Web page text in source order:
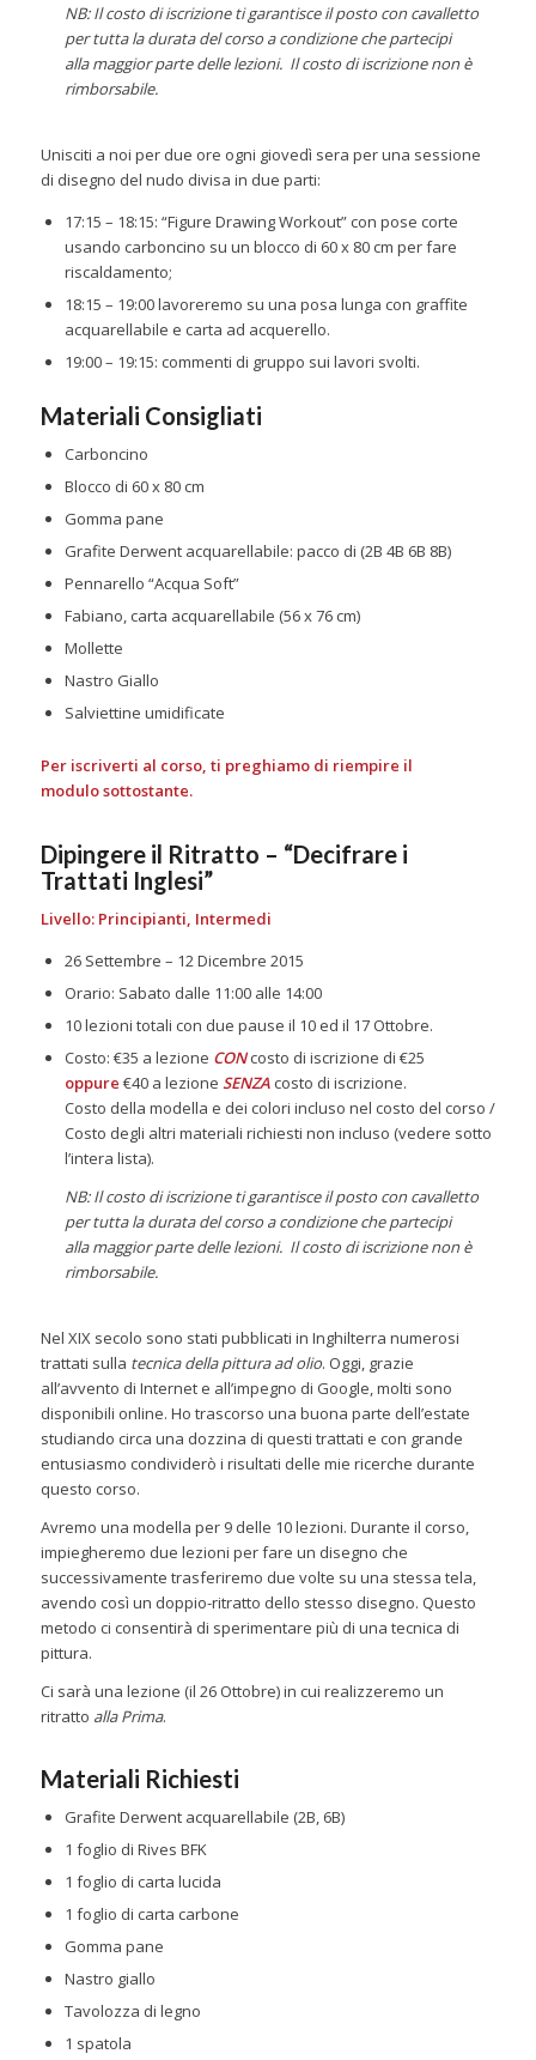
NB: Il costo di iscrizione ti garantisce il posto con cavalletto
per tutta la durata del corso a condizione che partecipi
alla maggior parte delle lezioni. Il costo di iscrizione non è
rimborsabile.
Unisciti a noi per due ore ogni giovedì sera per una sessione
di disegno del nudo divisa in due parti:
17:15 – 18:15: “Figure Drawing Workout” con pose corte
usando carboncino su un blocco di 60 x 80 cm per fare
riscaldamento;
18:15 – 19:00 lavoreremo su una posa lunga con graffite
acquarellabile e carta ad acquerello.
19:00 – 19:15: commenti di gruppo sui lavori svolti.
Materiali Consigliati
Carboncino
Blocco di 60 x 80 cm
Gomma pane
Grafite Derwent acquarellabile: pacco di (2B 4B 6B 8B)
Pennarello “Acqua Soft”
Fabiano, carta acquarellabile (56 x 76 cm)
Mollette
Nastro Giallo
Salviettine umidificate
Per iscriverti al corso, ti preghiamo di riempire il
modulo sottostante.
Dipingere il Ritratto – “Decifrare i
Trattati Inglesi”
Livello: Principianti, Intermedi
26 Settembre – 12 Dicembre 2015
Orario: Sabato dalle 11:00 alle 14:00
10 lezioni totali con due pause il 10 ed il 17 Ottobre.
Costo: €35 a lezione CONcosto di iscrizione di €25
oppure €40 a lezione SENZAcosto di iscrizione.
Costo della modella e dei colori incluso nel costo del corso /
Costo degli altri materiali richiesti non incluso (vedere sotto
l’intera lista).
NB: Il costo di iscrizione ti garantisce il posto con cavalletto
per tutta la durata del corso a condizione che partecipi
alla maggior parte delle lezioni. Il costo di iscrizione non è
rimborsabile.
Nel XIX secolo sono stati pubblicati in Inghilterra numerosi
trattati sulla tecnica della pittura ad olio. Oggi, grazie
all’avvento di Internet e all’impegno di Google, molti sono
disponibili online. Ho trascorso una buona parte dell’estate
studiando circa una dozzina di questi trattati e con grande
entusiasmo condividerò i risultati delle mie ricerche durante
questo corso.
Avremo una modella per 9 delle 10 lezioni. Durante il corso,
impiegheremo due lezioni per fare un disegno che
successivamente trasferiremo due volte su una stessa tela,
avendo così un doppio-ritratto dello stesso disegno. Questo
metodo ci consentirà di sperimentare più di una tecnica di
pittura.
Ci sarà una lezione (il 26 Ottobre) in cui realizzeremo un
ritratto alla Prima.
Materiali Richiesti
Grafite Derwent acquarellabile (2B, 6B)
1 foglio di Rives BFK
1 foglio di carta lucida
1 foglio di carta carbone
Gomma pane
Nastro giallo
Tavolozza di legno
1 spatola